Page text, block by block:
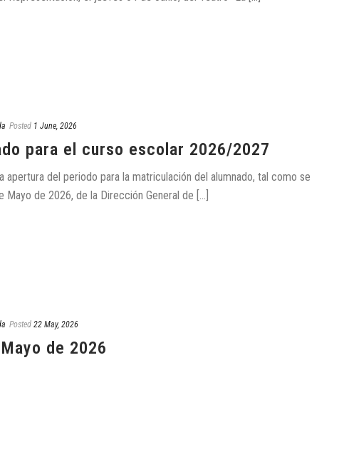
Posted 1 June, 2026
para el curso escolar 2026/2027
apertura del periodo para la matriculación del alumnado, tal como se
de 2026, de la Dirección General de [...]
Posted 22 May, 2026
de 2026